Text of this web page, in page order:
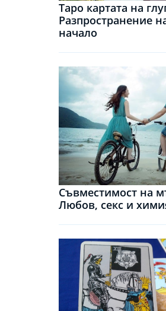
Таро картата на
Разпространение
начало
Съвместимост на
Любов, секс и